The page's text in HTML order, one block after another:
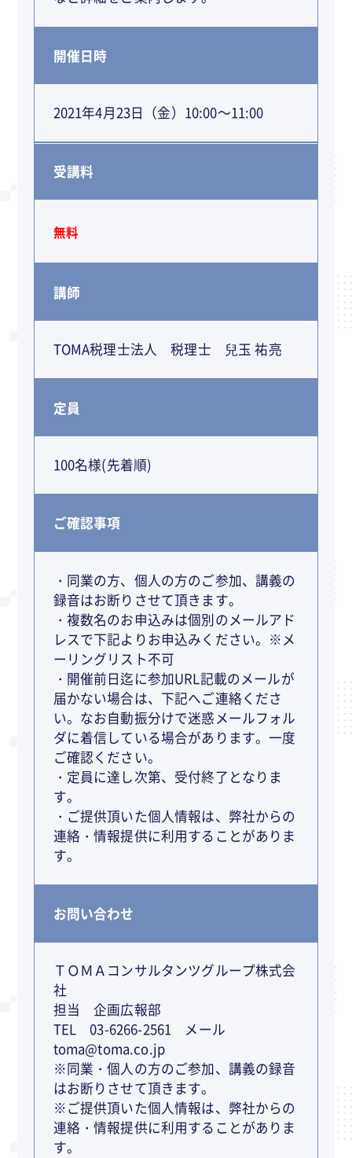
開催日時
2021年4月23日（金）10:00～11:00
受講料
無料
講師
TOMA税理士法人 税理士 兒玉 祐亮
定員
100名様(先着順)
ご確認事項
・同業の方、個人の方のご参加、講義の
録音はお断りさせて頂きます。
・複数名のお申込みは個別のメールアド
レスで下記よりお申込みください。※メ
ーリングリスト不可
・開催前日迄に参加URL記載のメールが
届かない場合は、下記へご連絡くださ
い。なお自動振分けで迷惑メールフォル
ダに着信している場合があります。一度
ご確認ください。
・定員に達し次第、受付終了となりま
す。
・ご提供頂いた個人情報は、弊社からの
連絡・情報提供に利用することがありま
す。
お問い合わせ
ＴＯＭＡコンサルタンツグループ株式会
社
担当 企画広報部
TEL 03-6266-2561 メール
toma@toma.co.jp
※同業・個人の方のご参加、講義の録音
はお断りさせて頂きます。
※ご提供頂いた個人情報は、弊社からの
連絡・情報提供に利用することがありま
す。